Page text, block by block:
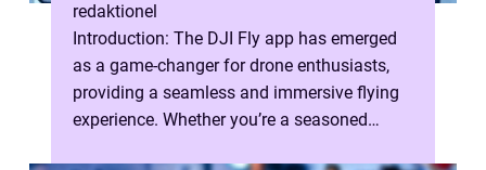
redaktionel
Introduction: The DJI Fly app has emerged
as a game-changer for drone enthusiasts,
providing a seamless and immersive flying
experience. Whether you’re a seasoned